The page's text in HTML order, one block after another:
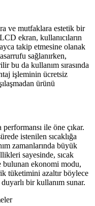
ve mutfaklara estetik bir
ekran, kullanıcıların
takip etmesine olanak
sağlanırken,
bu da kullanım sırasında
işleminin ücretsiz
ürünü
ile öne çıkar.
istenilen sıcaklığa
zamanlarında büyük
sayesinde, sıcak
bulunan ekonomi modu,
tüketimini azaltır böylece
bir kullanım sunar.